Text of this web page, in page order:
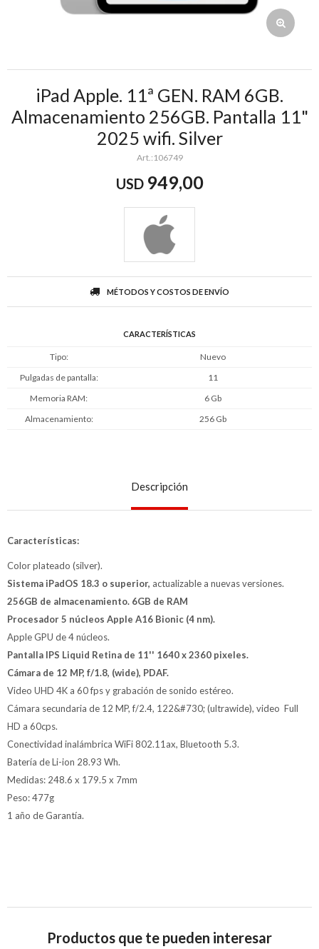
iPad Apple. 11ª GEN. RAM 6GB.
Almacenamiento 256GB. Pantalla 11"
2025 wifi. Silver
106749
USD 949,00
MÉTODOS Y COSTOS DE ENVÍO
CARACTERÍSTICAS
Tipo
Nuevo
Pulgadas de pantalla
11
Memoria RAM
6 Gb
Almacenamiento
256 Gb
Descripción
Características:
Color plateado (silver).
Sistema iPadOS 18.3 o superior, actualizable a nuevas versiones.
256GB de almacenamiento. 6GB de RAM
Procesador 5 núcleos Apple A16 Bionic (4 nm).
Apple GPU de 4 núcleos.
Pantalla IPS Liquid Retina de 11'' 1640 x 2360 pixeles.
Cámara de 12 MP, f/1.8, (wide), PDAF.
Video UHD 4K a 60 fps y grabación de sonido estéreo.
Cámara secundaria de 12 MP, f/2.4, 122&#730; (ultrawide), video Full
HD a 60cps.
Conectividad inalámbrica WiFi 802.11ax, Bluetooth 5.3.
Batería de Li-ion 28.93 Wh.
Medidas: 248.6 x 179.5 x 7mm
Peso: 477g
1 año de Garantía.
Productos que te pueden interesar